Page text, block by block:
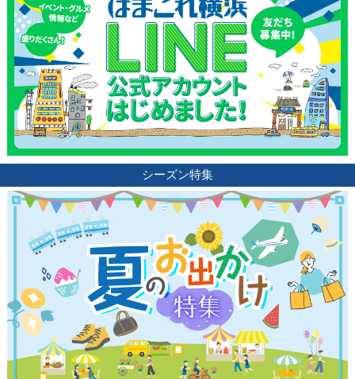
シーズン特集
観光ガイド
ランキング
ブログ記事